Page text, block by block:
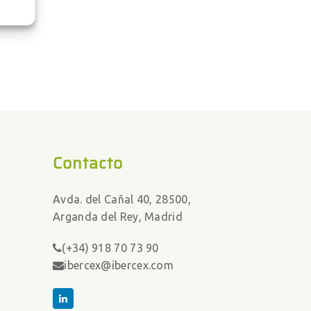
Contacto
Avda. del Cañal 40, 28500,
Arganda del Rey, Madrid
(+34) 918 70 73 90
ibercex@ibercex.com